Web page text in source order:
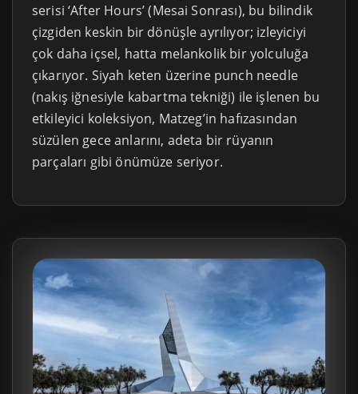
serisi ‘After Hours’ (Mesai Sonrası), bu bilindik
çizgiden keskin bir dönüşle ayrılıyor; izleyiciyi
çok daha içsel, hatta melankolik bir yolculuğa
çıkarıyor. Siyah keten üzerine punch needle
(nakış iğnesiyle kabartma tekniği) ile işlenen bu
etkileyici koleksiyon, Matzeg’in hafızasından
süzülen gece anlarını, adeta bir rüyanın
parçaları gibi önümüze seriyor.